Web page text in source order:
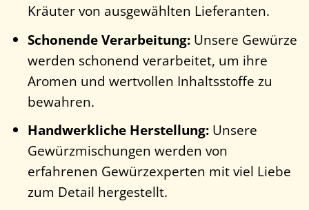
Kräuter von ausgewählten Lieferanten.
Schonende Verarbeitung:Unsere Gewürze
werden schonend verarbeitet, um ihre
Aromen und wertvollen Inhaltsstoffe zu
bewahren.
Handwerkliche Herstellung:Unsere
Gewürzmischungen werden von
erfahrenen Gewürzexperten mit viel Liebe
zum Detail hergestellt.